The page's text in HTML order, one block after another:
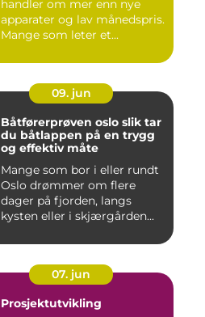
handler om mer enn nye
apparater og lav månedspris.
Mange som leter et...
09. jun
Båtførerprøven oslo slik tar
du båtlappen på en trygg
og effektiv måte
Mange som bor i eller rundt
Oslo drømmer om flere
dager på fjorden, langs
kysten eller i skjærgården...
07. jun
Prosjektutvikling